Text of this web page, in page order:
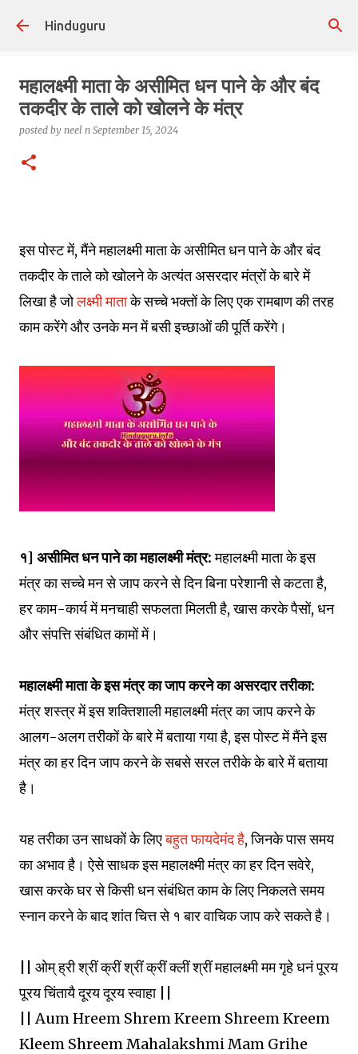
Hinduguru
महालक्ष्मी माता के असीमित धन पाने के और बंद
तकदीर के ताले को खोलने के मंत्र
posted by neel n September 15, 2024
इस पोस्ट में, मैंने महालक्ष्मी माता के असीमित धन पाने के और बंद
तकदीर के ताले को खोलने के अत्यंत असरदार मंत्रों के बारे में
लिखा है जोलक्ष्मी माताके सच्चे भक्तों के लिए एक रामबाण की तरह
काम करेंगे और उनके मन में बसी इच्छाओं की पूर्ति करेंगे।
१] असीमित धन पाने का महालक्ष्मी मंत्र:महालक्ष्मी माता के इस
मंत्र का सच्चे मन से जाप करने से दिन बिना परेशानी से कटता है,
हर काम-कार्य में मनचाही सफलता मिलती है, खास करके पैसों, धन
और संपत्ति संबंधित कामों में।
महालक्ष्मी माता के इस मंत्र का जाप करने का असरदार तरीका:
मंत्र शस्त्र में इस शक्तिशाली महालक्ष्मी मंत्र का जाप करने के
आलग-अलग तरीकों के बारे में बताया गया है, इस पोस्ट में मैंने इस
मंत्र का हर दिन जाप करने के सबसे सरल तरीके के बारे में बताया
है।
यह तरीका उन साधकों के लिएबहुत फायदेमंद है, जिनके पास समय
का अभाव है। ऐसे साधक इस महालक्ष्मी मंत्र का हर दिन सवेरे,
खास करके घर से किसी धन संबंधित काम के लिए निकलते समय
स्नान करने के बाद शांत चित्त से १ बार वाचिक जाप करे सकते है।
|| ओम् ह्री श्रीं क्रीं श्रीं क्रीं क्लीं श्रीं महालक्ष्मी मम गृहे धनं पूरय
पूरय चिंतायै दूरय दूरय स्वाहा ||
|| Aum Hreem Shrem Kreem Shreem Kreem
Kleem Shreem Mahalakshmi Mam Grihe